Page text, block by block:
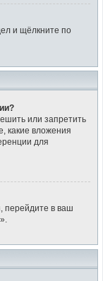
и щёлкните по
или запретить
какие вложения
для
перейдите в ваш